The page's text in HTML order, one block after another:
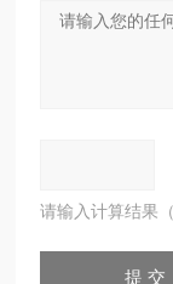
请输入计算结果